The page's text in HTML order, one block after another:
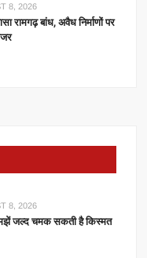
8, 2026
रामगढ़ बांध, अवैध निर्माणों पर
8, 2026
जल्द चमक सकती है किस्मत